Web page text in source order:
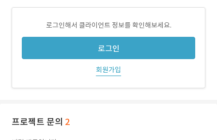
로그인해서 클라이언트 정보를 확인해보세요.
로그인
회원가입
프로젝트 문의 2